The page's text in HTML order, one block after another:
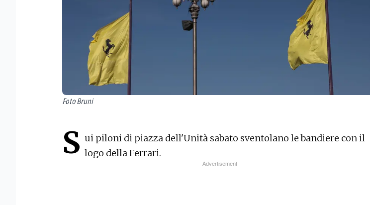
Foto Bruni
S ui piloni di piazza dell'Unità sabato sventolano le bandiere con il
logo della Ferrari.